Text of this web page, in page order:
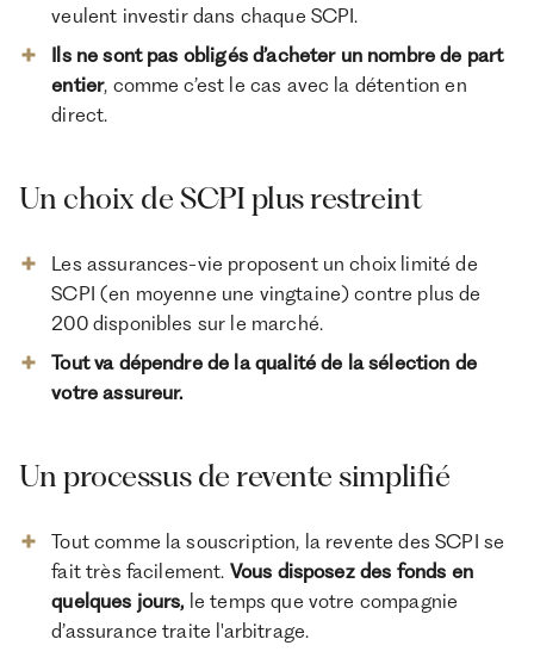
veulent investir dans chaque SCPI.
Ils ne sont pas obligés d’acheter un nombre de part
entier, comme c’est le cas avec la détention en
direct.
Un choix de SCPI plus restreint
Les assurances-vie proposent un choix limité de
SCPI (en moyenne une vingtaine) contre plus de
200 disponibles sur le marché.
Tout va dépendre de la qualité de la sélection de
votre assureur.
Un processus de revente simplifié
Tout comme la souscription, la revente des SCPI se
fait très facilement. Vous disposez des fonds en
quelques jours, le temps que votre compagnie
d’assurance traite l'arbitrage.